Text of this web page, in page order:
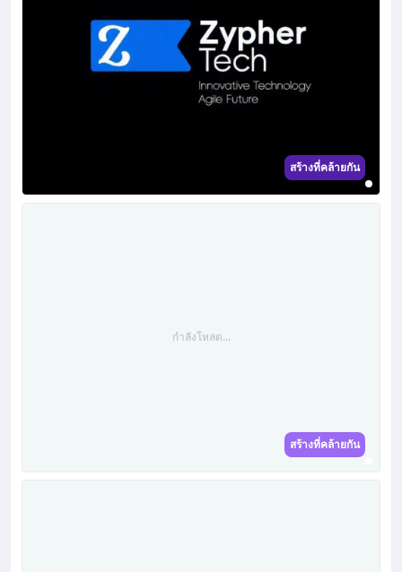
สร้างที่คล้ายกัน
กำลังโหลด...
สร้างที่คล้ายกัน